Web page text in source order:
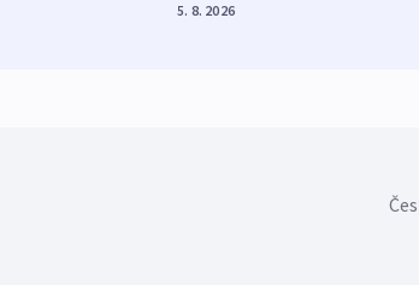
5. 8. 2026